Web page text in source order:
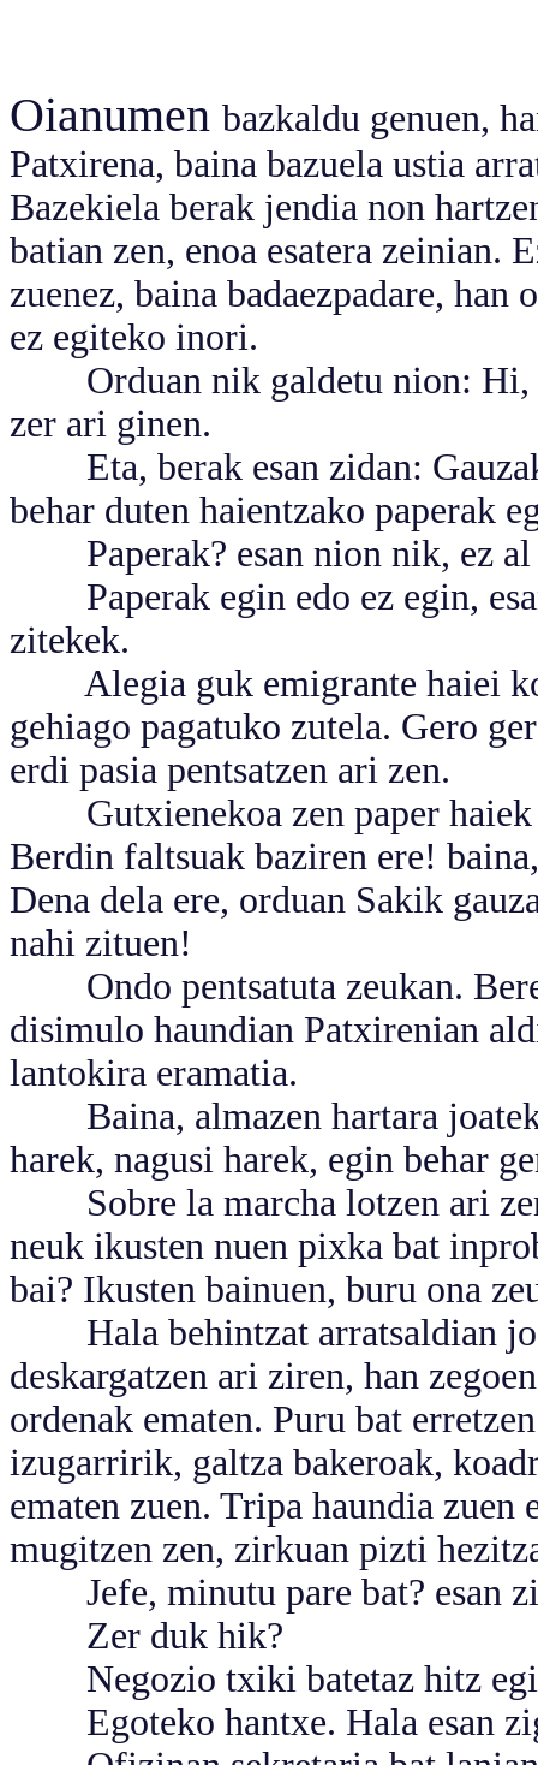
Oianumen bazkaldu genuen,
Patxirena, baina bazuela ustia
Bazekiela berak jendia non
batian zen, enoa esatera zeinian.
zuenez, baina badaezpadare,
ez egiteko inori.
Orduan nik galdetu nion: Hi,
zer ari ginen.
Eta, berak esan zidan:
behar duten haientzako paperak
Paperak? esan nion nik, ez al
Paperak egin edo ez egin,
zitekek.
Alegia guk emigrante haiei
gehiago pagatuko zutela. Gero
erdi pasia pentsatzen ari zen.
Gutxienekoa zen paper haiek
Berdin faltsuak baziren ere!
Dena dela ere, orduan Sakik
nahi zituen!
Ondo pentsatuta zeukan.
disimulo haundian Patxirenian
lantokira eramatia.
Baina, almazen hartara
harek, nagusi harek, egin behar
Sobre la marcha lotzen ari
neuk ikusten nuen pixka bat
bai? Ikusten bainuen, buru ona
Hala behintzat arratsaldian
deskargatzen ari ziren, han
ordenak ematen. Puru bat
izugarririk, galtza bakeroak,
ematen zuen. Tripa haundia zuen
mugitzen zen, zirkuan pizti
Jefe, minutu pare bat? esan
Zer duk hik?
Negozio txiki batetaz hitz
Egoteko hantxe. Hala esan